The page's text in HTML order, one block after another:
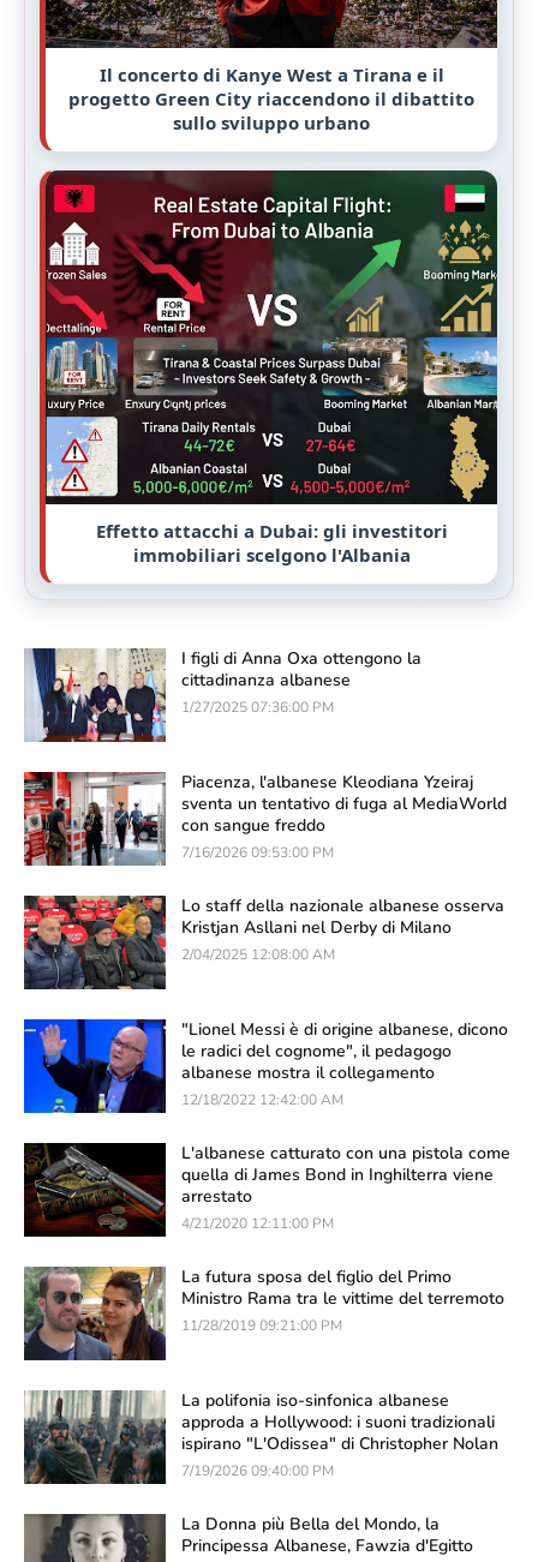
Il concerto di Kanye West a Tirana e il
progetto Green City riaccendono il dibattito
sullo sviluppo urbano
Effetto attacchi a Dubai: gli investitori
immobiliari scelgono l'Albania
I figli di Anna Oxa ottengono la
cittadinanza albanese
1/27/2025 07:36:00 PM
Piacenza, l'albanese Kleodiana Yzeiraj
sventa un tentativo di fuga al MediaWorld
con sangue freddo
7/16/2026 09:53:00 PM
Lo staff della nazionale albanese osserva
Kristjan Asllani nel Derby di Milano
2/04/2025 12:08:00 AM
"Lionel Messi è di origine albanese, dicono
le radici del cognome", il pedagogo
albanese mostra il collegamento
12/18/2022 12:42:00 AM
L'albanese catturato con una pistola come
quella di James Bond in Inghilterra viene
arrestato
4/21/2020 12:11:00 PM
La futura sposa del figlio del Primo
Ministro Rama tra le vittime del terremoto
11/28/2019 09:21:00 PM
La polifonia iso-sinfonica albanese
approda a Hollywood: i suoni tradizionali
ispirano "L'Odissea" di Christopher Nolan
7/19/2026 09:40:00 PM
La Donna più Bella del Mondo, la
Principessa Albanese, Fawzia d'Egitto